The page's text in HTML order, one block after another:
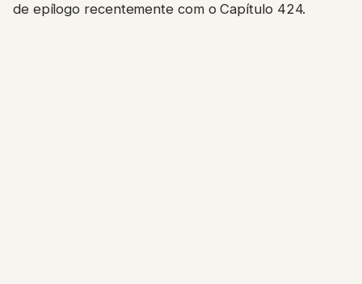
de epílogo recentemente com o Capítulo 424.